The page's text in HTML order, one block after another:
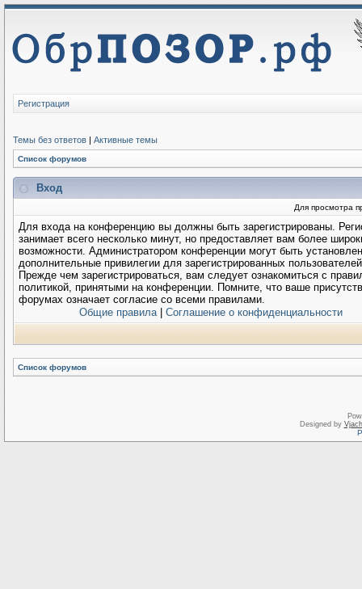
Регистрация
Темы без ответов | Активные темы
Список форумов
Вход
Для просмотра
Для входа на конференцию вы должны быть зарегистрированы.
занимает всего несколько минут, но предоставляет вам более
возможности. Администратором конференции могут быть
дополнительные привилегии для зарегистрированных
Прежде чем зарегистрироваться, вам следует ознакомиться с
политикой, принятыми на конференции. Помните, что ваше
форумах означает согласие со всеми правилами.
Общие правила| Соглашение о конфиденциальности
Список форумов
Designed by